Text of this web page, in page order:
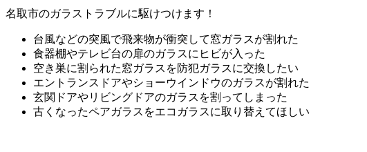
名取市のガラストラブルに駆けつけます！
台風などの突風で飛来物が衝突して窓ガラスが割れた
食器棚やテレビ台の扉のガラスにヒビが入った
空き巣に割られた窓ガラスを防犯ガラスに交換したい
エントランスドアやショーウインドウのガラスが割れた
玄関ドアやリビングドアのガラスを割ってしまった
古くなったペアガラスをエコガラスに取り替えてほしい